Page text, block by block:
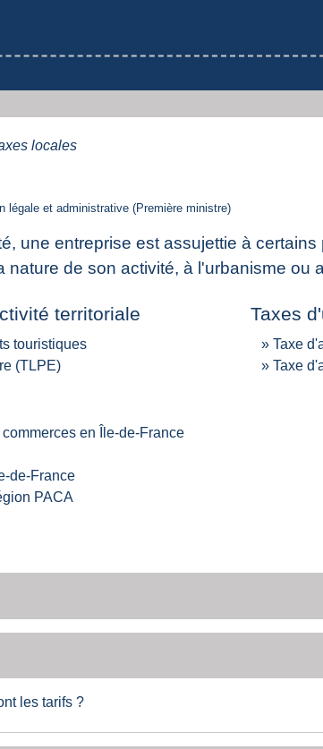
locales
légale et administrative (Première ministre)
une entreprise est assujettie à
nature de son activité, à l'urbanisme ou
territoriale
touristiques
(TLPE)
Taxes
Taxe
Taxe
en Île-de-France
de-France
PACA
les tarifs ?